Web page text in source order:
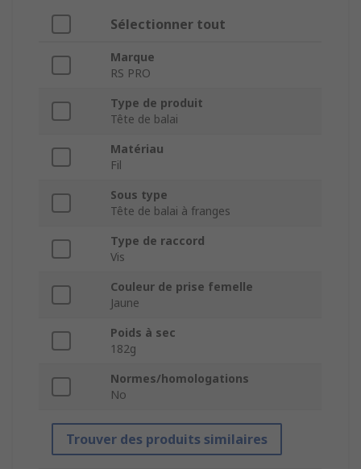
Sélectionner tout
Marque
RS PRO
Type de produit
Tête de balai
Matériau
Fil
Sous type
Tête de balai à franges
Type de raccord
Vis
Couleur de prise femelle
Jaune
Poids à sec
182g
Normes/homologations
No
Trouver des produits similaires